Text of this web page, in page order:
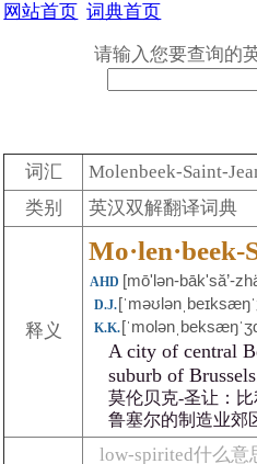
网站首页 词典首页
请输入您要查询的
词汇
Molenbeek-Saint-
类别
英汉双解翻译词典
释义
Mo·len·beek-
AHD [mōʹlən-bāk'să’-
D.J.
K.K.
A city of central
suburb of
莫伦贝克-圣让：
鲁塞尔的制造业郊
low-spirited什么意